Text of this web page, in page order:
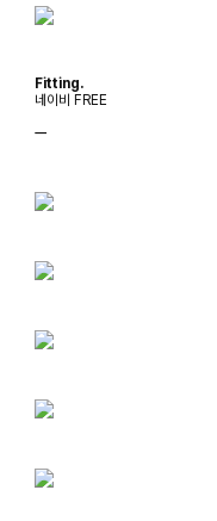
Fitting.
네이비 FREE
ㅡ